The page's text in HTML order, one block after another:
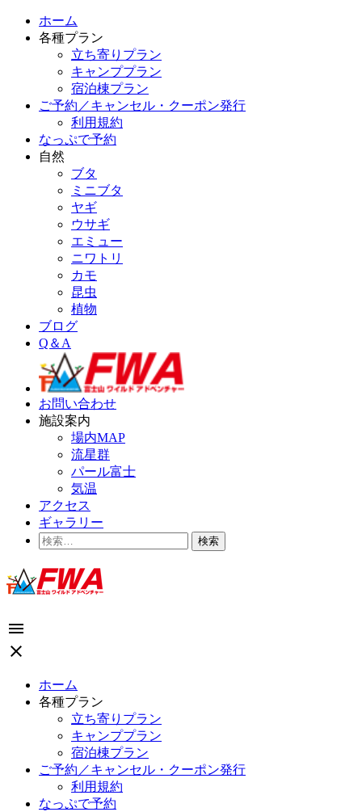
ホーム
各種プラン
立ち寄りプラン
キャンププラン
宿泊棟プラン
ご予約／キャンセル・クーポン発行
利用規約
なっぷで予約
自然
ブタ
ミニブタ
ヤギ
ウサギ
エミュー
ニワトリ
カモ
昆虫
植物
ブログ
Q＆A
お問い合わせ
施設案内
場内MAP
流星群
パール富士
気温
アクセス
ギャラリー
検
menu
close
ホーム
各種プラン
立ち寄りプラン
キャンププラン
宿泊棟プラン
ご予約／キャンセル・クーポン発行
利用規約
なっぷで予約